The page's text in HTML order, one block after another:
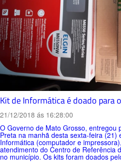
Kit de Informática é doado para
21/12/2018 ás 16:28:00
O Governo de Mato Grosso, entregou
Preta na manhã desta sexta-feira (21)
Informática (computador e
atendimento do Centro de Referência
no município. Os kits foram doados